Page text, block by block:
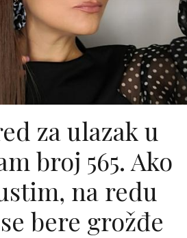
za ulazak u
broj 565. Ako
na redu
bere grožđe